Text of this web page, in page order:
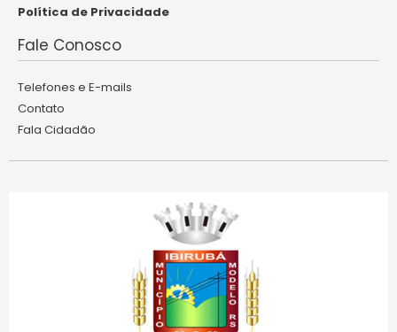
Política de Privacidade
Fale Conosco
Telefones e E-mails
Contato
Fala Cidadão